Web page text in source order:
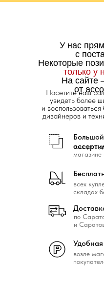
возле
всех
складах
товаров
магазине
Большой
по
и
У нас
с
Некоторые
только у
На сайте
от
Посетите наш
увидеть более
и
дизайнеров и